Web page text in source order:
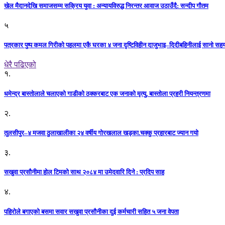
खेल मैदानदेखि समाजसम्म सक्रिय युवा : अन्यायविरुद्ध निरन्तर आवाज उठाउँदै: सन्दीप गौतम
५
पत्रकार पुष्प कमल गिरीको पहलमा एकै घरका ४ जना दृष्टिविहीन दाजुभाइ–दिदीबहिनीलाई सानो
धेरै पढिएको
१.
धमेन्द्र बास्तोलाले चलाएको गाडीको ठक्करबाट एक जनाको मृत्यु, बास्तोला प्रहरी नियन्त्रणमा
२.
तुलसीपुर–४ मजवा ठुलाखालीका २४ वर्षीय गोरखलाल खड्का.चक्कु प्रहारबाट ज्यान गयो
३.
सखुवा प्रसौनीमा होल टिमको साथ २०८४ मा उमेदवारि दिने : प्रदिप साह
४.
पहिराेले बगाएकाे बसमा सवार सखुवा प्रसाैनीका दुई कर्मचारी सहित ५ जना वेपता